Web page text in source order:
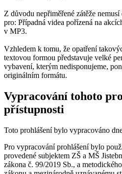
Z důvodu nepřiměřené zátěže
pro: Případná videa pořízená na
v MP3.
Vzhledem k tomu, že opatření
textovou formou představuje velké
vybavení, kterým nedisponujeme,
originálním formátu.
Vypracování tohoto
přístupnosti
Toto prohlášení bylo vypracováno
Pro vypracování prohlášení bylo
provedené subjektem ZŠ a MŠ
zákona č. 99/2019 Sb., a